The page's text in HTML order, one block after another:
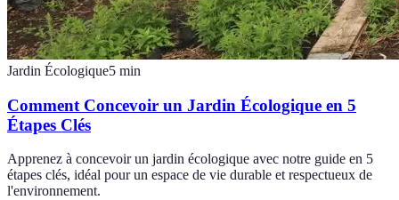
Jardin Écologique5 min
Comment Concevoir un Jardin Écologique en 5
Étapes Clés
Apprenez à concevoir un jardin écologique avec notre guide en 5
étapes clés, idéal pour un espace de vie durable et respectueux de
l'environnement.